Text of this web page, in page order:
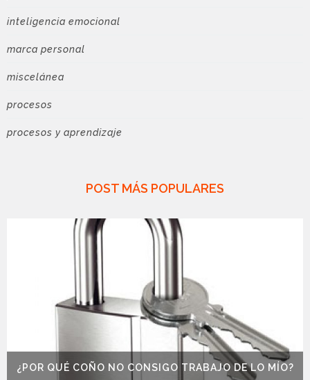
inteligencia emocional
marca personal
miscelánea
procesos
procesos y aprendizaje
POST MÁS POPULARES
¿POR QUÉ COÑO NO CONSIGO TRABAJO DE LO MÍO?